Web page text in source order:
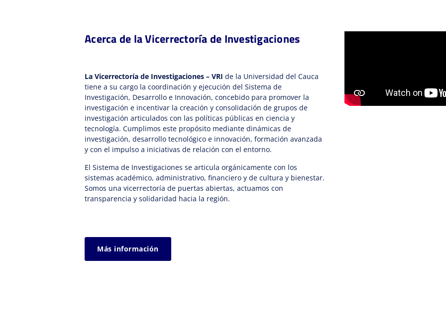
Acerca de la Vicerrectoría de Investigaciones
La Vicerrectoría de Investigaciones – VRI de la Universidad del Cauca
tiene a su cargo la coordinación y ejecución del Sistema de
Investigación, Desarrollo e Innovación, concebido para promover la
investigación e incentivar la creación y consolidación de grupos de
investigación articulados con las políticas públicas en ciencia y
tecnología. Cumplimos este propósito mediante dinámicas de
investigación, desarrollo tecnológico e innovación, formación avanzada
y con el impulso a iniciativas de relación con el entorno.
El Sistema de Investigaciones se articula orgánicamente con los
sistemas académico, administrativo, financiero y de cultura y bienestar.
Somos una vicerrectoría de puertas abiertas, actuamos con
transparencia y solidaridad hacia la región.
Más información